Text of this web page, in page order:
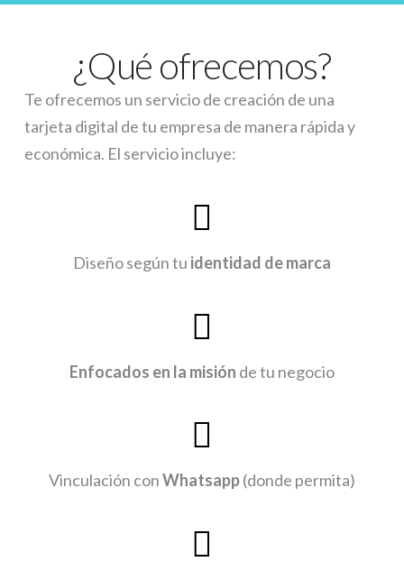
¿Qué ofrecemos?
Te ofrecemos un servicio de creación de una
tarjeta digital de tu empresa de manera rápida y
económica. El servicio incluye:
Diseño según tu identidad de marca
Enfocados en la misión de tu negocio
Vinculación conWhatsapp(donde permita)